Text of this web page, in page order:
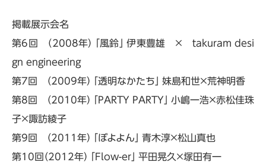
掲載展示会名
第6回 （2008年） 「風鈴」 伊東豊雄 × takuram desi
gn engineering
第7回 （2009年） 「透明なかたち」 妹島和世×荒神明香
第8回 （2010年） 「PARTY PARTY」 小嶋一浩×赤松佳珠
子×諏訪綾子
第9回 （2011年） 「ぼよよん」 青木淳×松山真也
第10回（2012年） 「Flow-er」 平田晃久×塚田有一